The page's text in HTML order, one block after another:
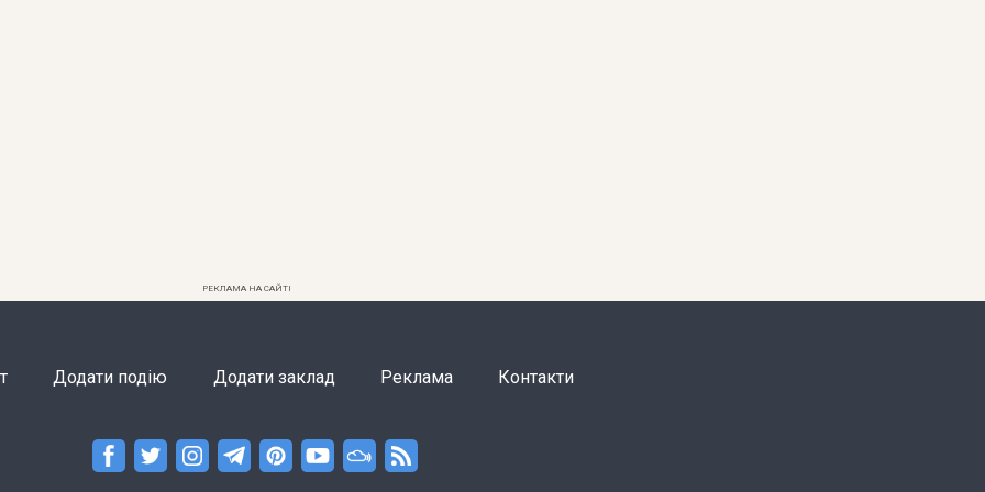
РЕКЛАМА НА САЙТІ
Додати подію Додати заклад Реклама Контакти